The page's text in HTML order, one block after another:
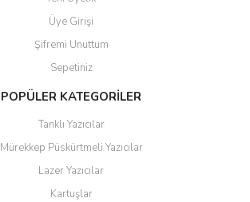
Üye Girişi
Şifremi Unuttum
Sepetiniz
POPÜLER KATEGORİLER
Tanklı Yazıcılar
Mürekkep Püskürtmeli Yazıcılar
Lazer Yazıcılar
Kartuşlar